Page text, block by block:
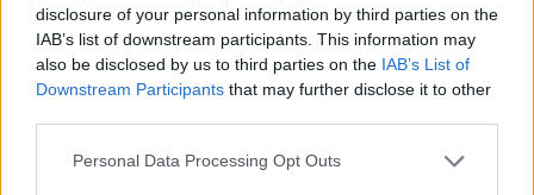
disclosure of your personal information by third parties on the
IAB’s list of downstream participants. This information may
also be disclosed by us to third parties on the IAB’s List of
Downstream Participants that may further disclose it to other
Personal Data Processing Opt Outs